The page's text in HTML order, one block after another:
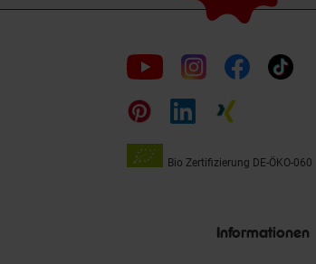
Folge
uns
auf
Bio Zertifizierung DE-ÖKO-060
Informationen